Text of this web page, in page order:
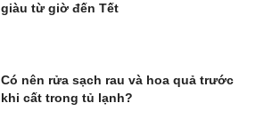
giàu từ giờ đến Tết
Có nên rửa sạch rau và hoa quả trước
khi cất trong tủ lạnh?